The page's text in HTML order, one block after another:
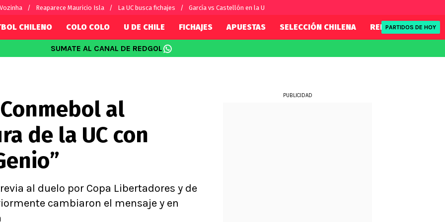
Reaparece Mauricio Isla La UC busca fichajes García vs Castellón en la U
por el mundo
Fútbol Argentino
Fútbol Brasileño
CHILENO COLO COLO U DE CHILE FICHAJES APUESTAS SELECCIÓN CHILENA REDSPORT
PARTIDOS DE HOY
SUMATE AL CANAL DE REDGOL
al
de la UC con
al duelo por Copa Libertadores y de
cambiaron el mensaje y en
PUBLICIDAD